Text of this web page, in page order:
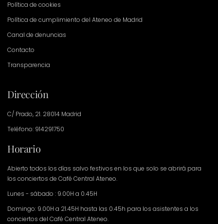
Política de cookies
Política de cumplimiento del Ateneo de Madrid
Canal de denuncias
Contacto
Transparencia
Dirección
C/ Prado, 21. 28014 Madrid
Teléfono: 914291750
Horario
Abierto todos los días salvo festivos en los que solo se abrirá para
los conciertos de Café Central Ateneo.
Lunes - sábado : 9.00H a 0.45H
Domingo: 9.00H a 21.45H hasta las 0.45h para los asistentes a los
conciertos del Café Central Ateneo.